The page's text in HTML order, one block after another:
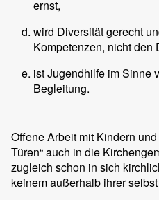
ernst,
wird Diversität gerecht
Kompetenzen, nicht den
ist Jugendhilfe im Sinne
Begleitung.
Offene Arbeit mit Kindern
Türen“ auch in die
zugleich schon in sich
keinem außerhalb ihrer